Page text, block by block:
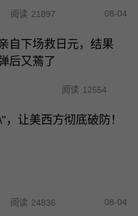
阅读 21897 08-04
自下场救日元，结果
后又蔫了
阅读 12554
让美西方彻底破防！
阅读 24836 08-04